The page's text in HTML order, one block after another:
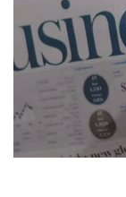
conference